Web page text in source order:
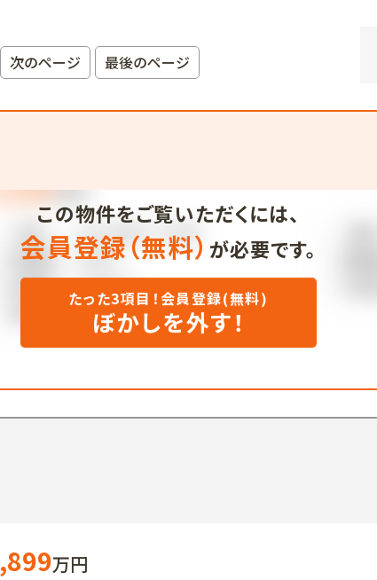
次のページ 最後のページ
この物件をご覧いただくには、
会員登録（無料） が必要です。
たった3項目！会員登録(無料)
ぼかしを外す！
万円